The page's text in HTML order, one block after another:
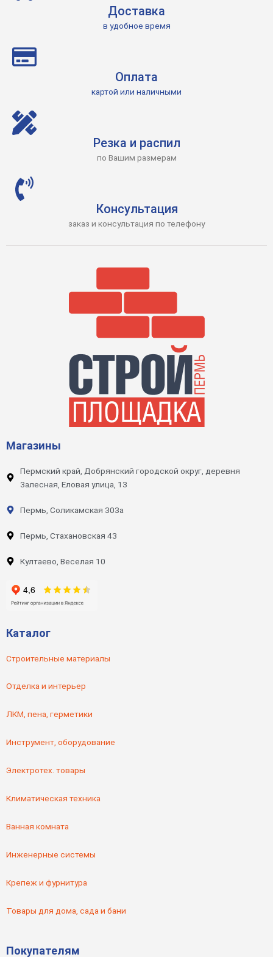
Доставка
в удобное время
Оплата
картой или наличными
Резка и распил
по Вашим размерам
Консультация
заказ и консультация по телефону
Магазины
Пермский край, Добрянский городской округ, деревня
Залесная, Еловая улица, 13
Пермь, Соликамская 303а
Пермь, Стахановская 43
Култаево, Веселая 10
Каталог
Строительные материалы
Отделка и интерьер
ЛКМ, пена, герметики
Инструмент, оборудование
Электротех. товары
Климатическая техника
Ванная комната
Инженерные системы
Крепеж и фурнитура
Товары для дома, сада и бани
Покупателям